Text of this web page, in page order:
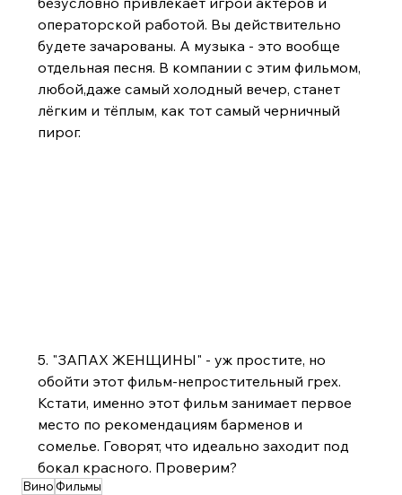
операторской работой. Вы действительно
будете зачарованы. А музыка - это вообще
отдельная песня. В компании с этим фильмом,
любой,даже самый холодный вечер, станет
лёгким и тёплым, как тот самый черничный
пирог.
5. "ЗАПАХ ЖЕНЩИНЫ" - уж простите, но
обойти этот фильм-непростительный грех.
Кстати, именно этот фильм занимает первое
место по рекомендациям барменов и
сомелье. Говорят, что идеально заходит под
бокал красного. Проверим?
ВиноФильмы